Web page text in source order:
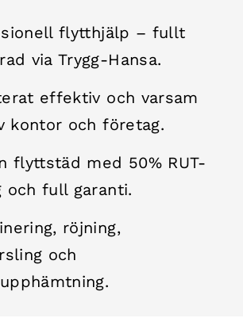
flytthjälp – fullt
via Trygg-Hansa.
effektiv och varsam
kontor och företag.
flyttstäd med 50% RUT-
och full garanti.
röjning,
och